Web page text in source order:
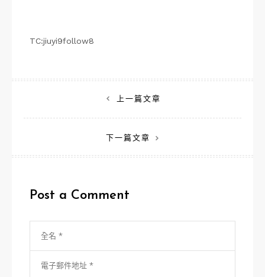
TC:jiuyi9follow8
章
上一篇文章
下一篇文章
Post a Comment